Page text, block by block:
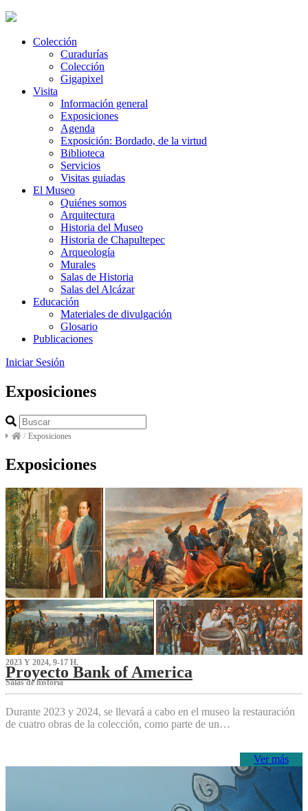
Colección
Curadurías
Colección
Gigapixel
Visita
Información general
Exposiciones
Agenda
Exposición: Bordado, de la virtud
Biblioteca
Servicios
Visitas guiadas
El Museo
Quiénes somos
Arquitectura
Historia del Museo
Historia de Chapultepec
Arqueología
Murales
Salas de Historia
Salas del Alcázar
Educación
Materiales de divulgación
Glosario
Publicaciones
Iniciar Sesión
Exposiciones
/ Exposiciones
Exposiciones
2023 Y 2024, 9-17 H.
Proyecto Bank of America
S‌alas de historia
Durante 2023 y 2024, se llevará a cabo en el museo la restauración
de cuatro obras de la colección, como parte de un…
Ver más